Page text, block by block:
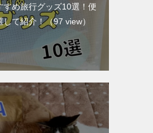
すめ旅行グッズ10選！便
して紹介！（97 view）